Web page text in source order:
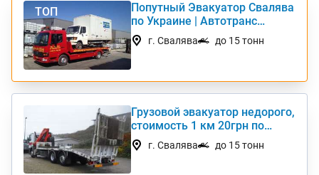
ТОП
Попутный Эвакуатор Свалява
по Украине | Автотранс
Интернешнл
г. Свалява до 15 тонн
Грузовой эвакуатор недорого,
стоимость 1 км 20грн по
Украине
г. Свалява до 15 тонн